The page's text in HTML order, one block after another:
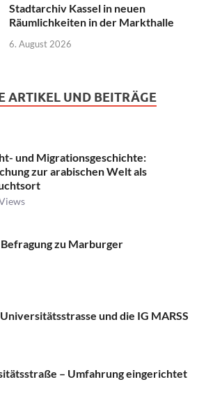
Stadtarchiv Kassel in neuen
Räumlichkeiten in der Markthalle
6. August 2026
ARTIKEL UND BEITRÄGE
und Migrationsgeschichte:
zur arabischen Welt als
zu Marburger
und die IG MARSS
­– Umfahrung eingerichtet